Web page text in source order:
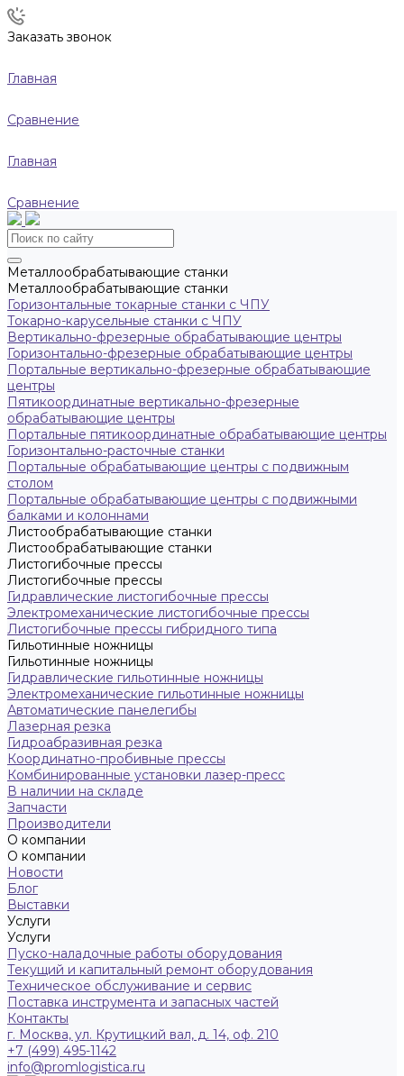
Заказать звонок
Главная
Сравнение
Главная
Сравнение
Металлообрабатывающие станки
Металлообрабатывающие станки
Горизонтальные токарные станки с ЧПУ
Токарно-карусельные станки с ЧПУ
Вертикально-фрезерные обрабатывающие центры
Горизонтально-фрезерные обрабатывающие центры
Портальные вертикально-фрезерные обрабатывающие
центры
Пятикоординатные вертикально-фрезерные
обрабатывающие центры
Портальные пятикоординатные обрабатывающие центры
Горизонтально-расточные станки
Портальные обрабатывающие центры с подвижным
столом
Портальные обрабатывающие центры с подвижными
балками и колоннами
Листообрабатывающие станки
Листообрабатывающие станки
Листогибочные прессы
Листогибочные прессы
Гидравлические листогибочные прессы
Электромеханические листогибочные прессы
Листогибочные прессы гибридного типа
Гильотинные ножницы
Гильотинные ножницы
Гидравлические гильотинные ножницы
Электромеханические гильотинные ножницы
Автоматические панелегибы
Лазерная резка
Гидроабразивная резка
Координатно-пробивные прессы
Комбинированные установки лазер-пресс
В наличии на складе
Запчасти
Производители
О компании
О компании
Новости
Блог
Выставки
Услуги
Услуги
Пуско-наладочные работы оборудования
Текущий и капитальный ремонт оборудования
Техническое обслуживание и сервис
Поставка инструмента и запасных частей
Контакты
г. Москва, ул. Крутицкий вал, д. 14, оф. 210
+7 (499) 495-1142
info@promlogistica.ru